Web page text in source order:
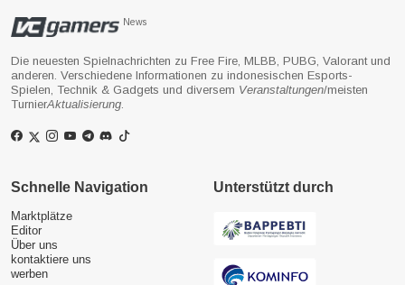
News
Die neuesten Spielnachrichten zu Free Fire, MLBB, PUBG, Valorant und
anderen. Verschiedene Informationen zu indonesischen Esports-
Spielen, Technik & Gadgets und diversem Veranstaltungen/meisten
TurnierAktualisierung.
Schnelle Navigation
Marktplätze
Editor
Über uns
kontaktiere uns
werben
Unterstützt durch